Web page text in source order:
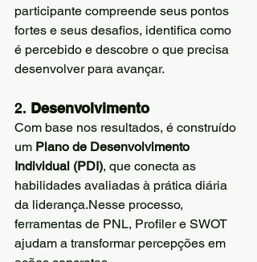
participante compreende seus pontos
fortes e seus desafios, identifica como
é percebido e descobre o que precisa
desenvolver para avançar.
2. Desenvolvimento
Com base nos resultados, é construído
um Plano de Desenvolvimento
Individual (PDI), que conecta as
habilidades avaliadas à prática diária
da liderança.Nesse processo,
ferramentas de PNL, Profiler e SWOT
ajudam a transformar percepções em